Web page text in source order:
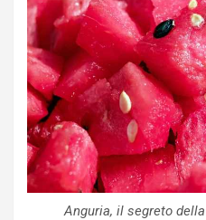
Anguria, il segreto